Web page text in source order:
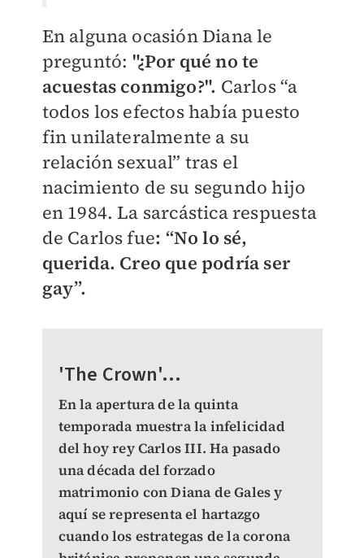
En alguna ocasión Diana le
preguntó: "¿Por qué no te
acuestas conmigo?". Carlos “a
todos los efectos había puesto
fin unilateralmente a su
relación sexual” tras el
nacimiento de su segundo hijo
en 1984. La sarcástica respuesta
de Carlos fue: “No lo sé,
querida. Creo que podría ser
gay”.
'The Crown'...
En la apertura de la quinta
temporada muestra la infelicidad
del hoy rey Carlos III. Ha pasado
una década del forzado
matrimonio con Diana de Gales y
aquí se representa el hartazgo
cuando los estrategas de la corona